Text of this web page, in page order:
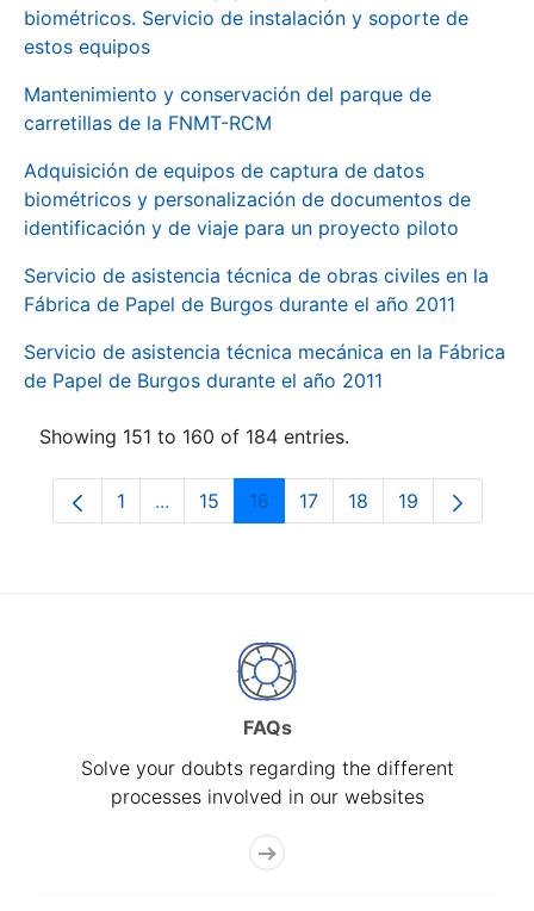
biométricos. Servicio de instalación y soporte de
estos equipos
Mantenimiento y conservación del parque de
carretillas de la FNMT-RCM
Adquisición de equipos de captura de datos
biométricos y personalización de documentos de
identificación y de viaje para un proyecto piloto
Servicio de asistencia técnica de obras civiles en la
Fábrica de Papel de Burgos durante el año 2011
Servicio de asistencia técnica mecánica en la Fábrica
de Papel de Burgos durante el año 2011
Showing 151 to 160 of 184 entries.
Page
1 ...Intermediate Pages Use TAB to navigate.
Page
15 Page
16 Page
17 Page
18 Page
19
FAQs
Solve your doubts regarding the different
processes involved in our websites